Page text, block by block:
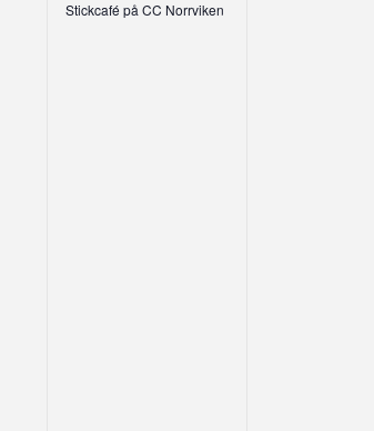
Stickcafé på CC Norrviken